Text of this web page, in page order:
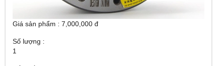
Giá sản phẩm : 7,000,000 đ
Số lượng :
1